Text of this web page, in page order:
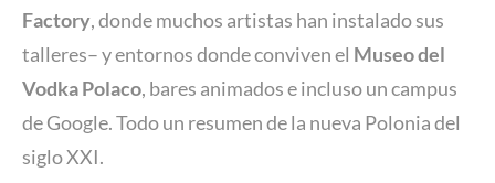
Factory, donde muchos artistas han instalado sus
talleres– y entornos donde conviven el Museo del
Vodka Polaco, bares animados e incluso un campus
de Google. Todo un resumen de la nueva Polonia del
siglo XXI.